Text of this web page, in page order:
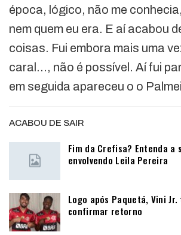
época, lógico, não me
nem quem eu era. E aí acabou
coisas. Fui embora mais uma
caral…, não é possível. Aí fui
em seguida apareceu o o
ACABOU DE SAIR
Fim da Crefisa? Entenda a
envolvendo Leila Pereira
Logo após Paquetá, Vini
confirmar retorno